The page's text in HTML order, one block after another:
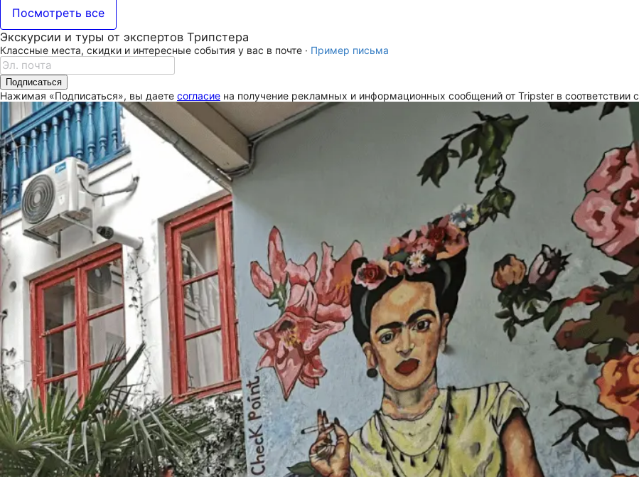
Посмотреть все
Экскурсии и туры от экспертов Трипстера
Классные места, скидки и интересные события у вас в почте · Пример письма
Подписаться
Нажимая «Подписаться», вы даете согласие на получение рекламных и информационных сообщений от Tripster в соответствии c